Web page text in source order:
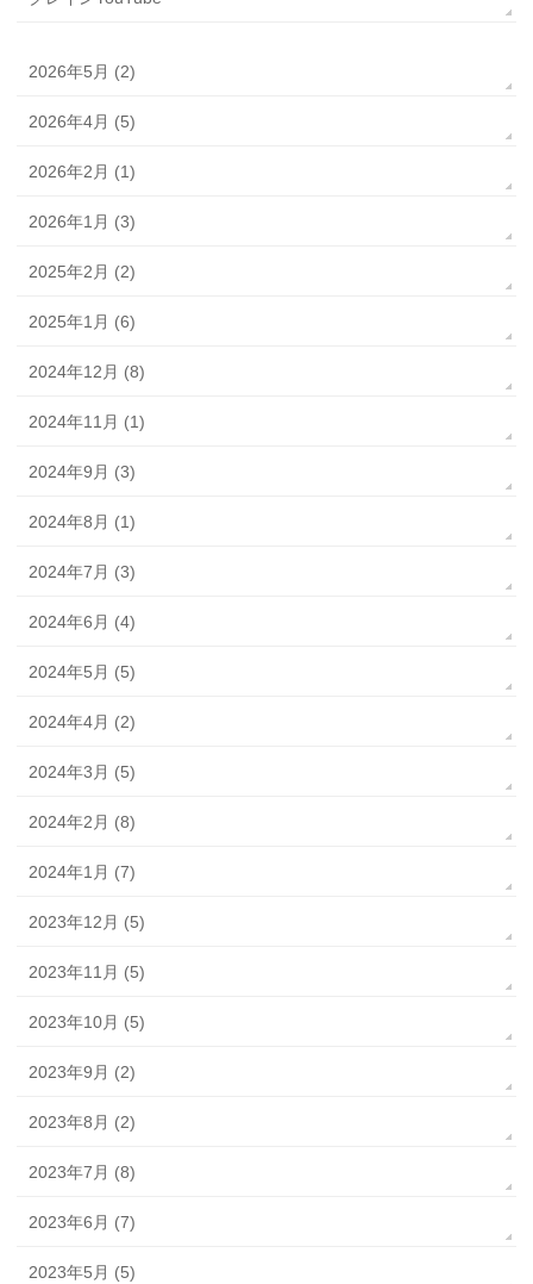
2026年5月 (2)
2026年4月 (5)
2026年2月 (1)
2026年1月 (3)
2025年2月 (2)
2025年1月 (6)
2024年12月 (8)
2024年11月 (1)
2024年9月 (3)
2024年8月 (1)
2024年7月 (3)
2024年6月 (4)
2024年5月 (5)
2024年4月 (2)
2024年3月 (5)
2024年2月 (8)
2024年1月 (7)
2023年12月 (5)
2023年11月 (5)
2023年10月 (5)
2023年9月 (2)
2023年8月 (2)
2023年7月 (8)
2023年6月 (7)
2023年5月 (5)